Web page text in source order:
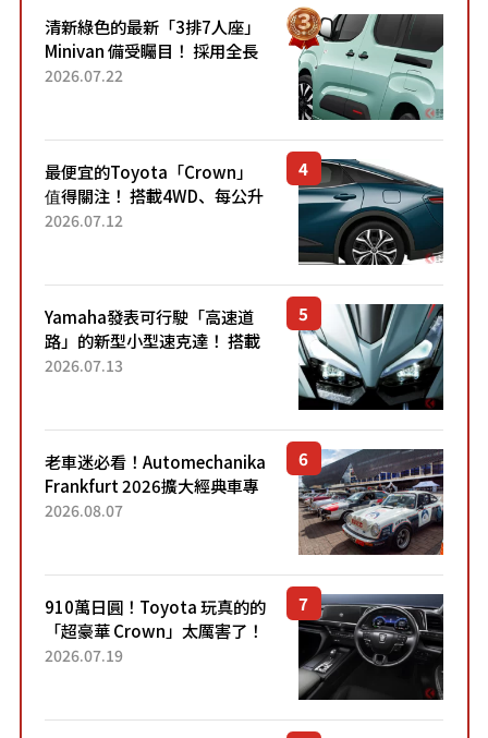
清新綠色的最新「3排7人座」
Minivan 備受矚目！ 採用全長
4.7公尺剛剛好的車身尺寸與
2026.07.22
最便宜的Toyota「Crown」
值得關注！ 搭載4WD、每公升
22.4公里低油耗表現超亮眼！
2026.07.12
Yamaha發表可行駛「高速道
路」的新型小型速克達！ 搭載
能享受超強勁「渦輪感」的動
2026.07.13
老車迷必看！Automechanika
Frankfurt 2026擴大經典車專
區 1954年珍稀古董車現場修復
2026.08.07
910萬日圓！Toyota 玩真的的
「超豪華 Crown」太厲害了！
採用由「匠人技藝」打造的
2026.07.19